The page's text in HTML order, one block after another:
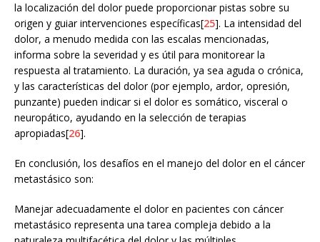
la localización del dolor puede proporcionar pistas sobre su
origen y guiar intervenciones específicas[25]. La intensidad del
dolor, a menudo medida con las escalas mencionadas,
informa sobre la severidad y es útil para monitorear la
respuesta al tratamiento. La duración, ya sea aguda o crónica,
y las características del dolor (por ejemplo, ardor, opresión,
punzante) pueden indicar si el dolor es somático, visceral o
neuropático, ayudando en la selección de terapias
apropiadas[26].
En conclusión, los desafíos en el manejo del dolor en el cáncer
metastásico son:
Manejar adecuadamente el dolor en pacientes con cáncer
metastásico representa una tarea compleja debido a la